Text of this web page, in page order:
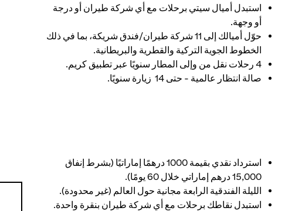
استبدل أميال سيتي برحلات مع أي شركة طيران أو درجة
أو وجهة.
حوّل أميالك إلى 11 شركة طيران/فندق شريكة، بما في ذلك
الخطوط الجوية التركية والقطرية والبريطانية.
4 رحلات نقل من وإلى المطار سنويًا عبر تطبيق كريم.
صالة انتظار عالمية - حتى 14 زيارة سنويًا.
استرداد نقدي بقيمة 1000 درهمًا إماراتيًا (بشرط إنفاق
15,000 درهم إماراتي خلال 60 يومًا).
الليلة الفندقية الرابعة مجانية حول العالم (غير محدودة).
استبدل نقاطك برحلات مع أي شركة طيران بنقرة واحدة.